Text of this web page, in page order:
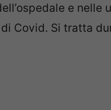
e nelle
Covid. Si tratta